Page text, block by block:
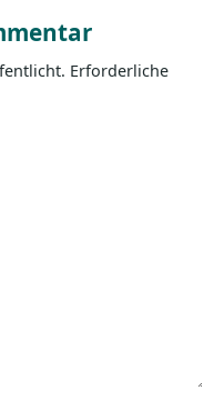
Erforderliche